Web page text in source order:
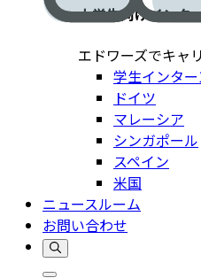
大学生向けインタ
エドワーズでキャ
学生インタ
ドイツ
マレーシア
シンガポール
スペイン
米国
ニュースルーム
お問い合わせ